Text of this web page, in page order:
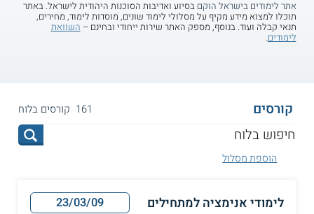
אתר לימודים בישראל הוקםבסיוע ואדיבות הסוכנות היהודית לישראל. באתר
תוכלו למצוא מידע מקיף על מסלולי לימוד שונים, מוסדות לימוד, מחירים,
תנאי קבלה ועוד. בנוסף, מספק האתר שירות ייחודי ובחינם – השוואת
לימודים.
קורסים 161 קורסים בלוח
הוספת מסלול
לימודי אנימציה למתחילים 23/03/09